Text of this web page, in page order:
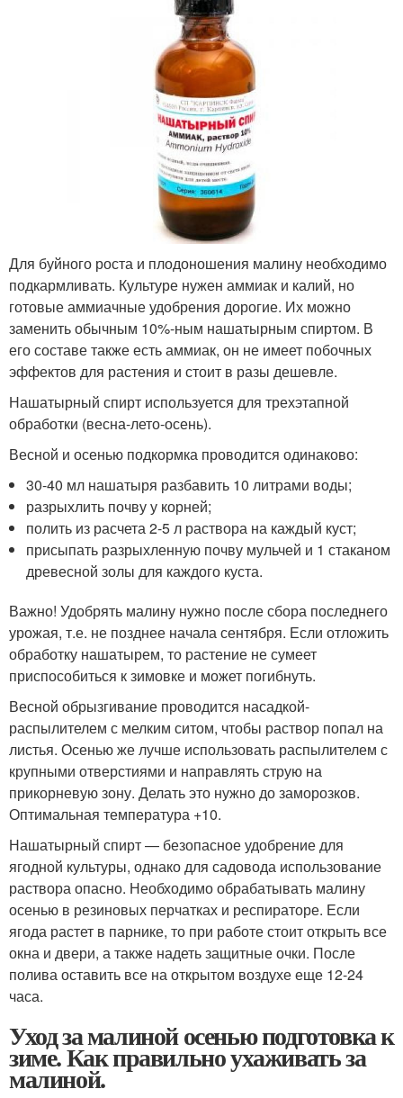
Для буйного роста и плодоношения малину необходимо
подкармливать. Культуре нужен аммиак и калий, но
готовые аммиачные удобрения дорогие. Их можно
заменить обычным 10%-ным нашатырным спиртом. В
его составе также есть аммиак, он не имеет побочных
эффектов для растения и стоит в разы дешевле.
Нашатырный спирт используется для трехэтапной
обработки (весна-лето-осень).
Весной и осенью подкормка проводится одинаково:
30-40 мл нашатыря разбавить 10 литрами воды;
разрыхлить почву у корней;
полить из расчета 2-5 л раствора на каждый куст;
присыпать разрыхленную почву мульчей и 1 стаканом
древесной золы для каждого куста.
Важно! Удобрять малину нужно после сбора последнего
урожая, т.е. не позднее начала сентября. Если отложить
обработку нашатырем, то растение не сумеет
приспособиться к зимовке и может погибнуть.
Весной обрызгивание проводится насадкой-
распылителем с мелким ситом, чтобы раствор попал на
листья. Осенью же лучше использовать распылителем с
крупными отверстиями и направлять струю на
прикорневую зону. Делать это нужно до заморозков.
Оптимальная температура +10.
Нашатырный спирт — безопасное удобрение для
ягодной культуры, однако для садовода использование
раствора опасно. Необходимо обрабатывать малину
осенью в резиновых перчатках и респираторе. Если
ягода растет в парнике, то при работе стоит открыть все
окна и двери, а также надеть защитные очки. После
полива оставить все на открытом воздухе еще 12-24
часа.
Уход за малиной осенью подготовка к
зиме. Как правильно ухаживать за
малиной.